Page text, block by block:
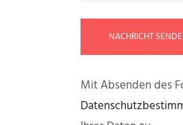
NACHRICHT
Mit Absenden des